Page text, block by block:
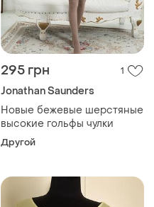
295 грн 1
Jonathan Saunders
Новые бежевые шерстяные
высокие гольфы чулки
Другой